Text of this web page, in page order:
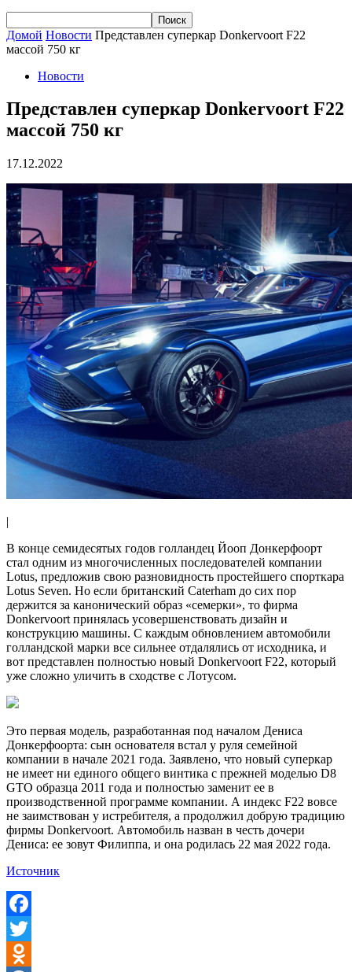
Домой Новости Представлен суперкар Donkervoort F22
массой 750 кг
Новости
Представлен суперкар Donkervoort F22
массой 750 кг
17.12.2022
|
В конце семидесятых годов голландец Йооп Донкерфоорт
стал одним из многочисленных последователей компании
Lotus, предложив свою разновидность простейшего спорткара
Lotus Seven. Но если британский Caterham до сих пор
держится за канонический образ «семерки», то фирма
Donkervoort принялась усовершенствовать дизайн и
конструкцию машины. С каждым обновлением автомобили
голландской марки все сильнее отдалялись от исходника, и
вот представлен полностью новый Donkervoort F22, который
уже сложно уличить в сходстве с Лотусом.
Это первая модель, разработанная под началом Дениса
Донкерфоорта: сын основателя встал у руля семейной
компании в начале 2021 года. Заявлено, что новый суперкар
не имеет ни единого общего винтика с прежней моделью D8
GTO образца 2011 года и полностью заменит ее в
производственной программе компании. А индекс F22 вовсе
не заимствован у истребителя, а продолжил добрую традицию
фирмы Donkervoort. Автомобиль назван в честь дочери
Дениса: ее зовут Филиппа, и она родилась 22 мая 2022 года.
Источник
Facebook
Twitter